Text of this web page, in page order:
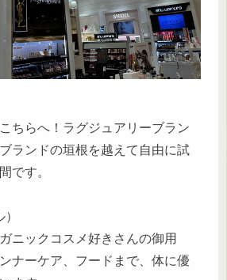
ちらへ！ラグジュアリーブラン
ランドの垣根を越えて自由に試
です。
ニックコスメ好きさんの御用
ナーケア、フードまで、体に優